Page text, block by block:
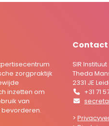
zorgpraktijk
inzetten om
van
Contact
SIR Instituut
Theda
2331 JE
+31 71
>